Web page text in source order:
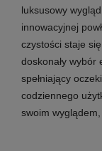
luksusowy
innowacyjnej
czystości staje
doskonały wybór
spełniający
codziennego
swoim